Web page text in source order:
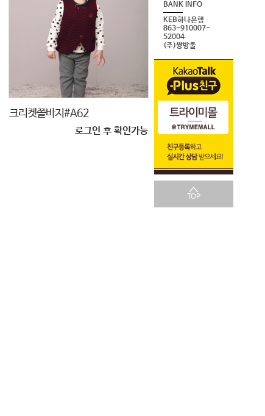
BANK INFO
KEB하나은행
863-910007-
52004
(주)쌍방울
TOP
크리켓쫄바지#A62
로그인 후 확인가능